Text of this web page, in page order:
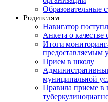
Образовательные
Родителям
Навигатор
Анкета о качестве
Итоги
предоставляемым
Прием в школу
муниципальной
Правила приеме в